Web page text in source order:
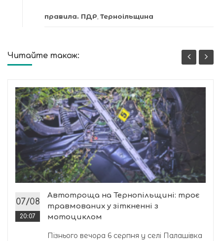
правила. ПДР Терноільщина
Читайте також:
07/08
20:07
Автотроща на Тернопільщині: троє
травмованих у зіткненні з
мотоциклом
Пізнього вечора 6 серпня у селі Палашівка